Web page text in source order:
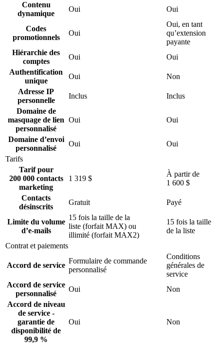
Contenu
dynamique
Oui Oui
Codes
promotionnels
Oui
Oui, en tant
qu’extension
payante
Hiérarchie des
comptes
Oui
Oui
Authentification
unique
Oui
Non
Adresse IP
personnelle
Inclus
Inclus
Domaine de
masquage de lien
personnalisé
Oui Oui
Domaine d’envoi
personnalisé
Oui
Oui
Tarifs
Tarif pour
200 000 contacts
marketing
1 319 $
À partir de
1 600 $
Contacts
désinscrits
Gratuit Payé
Limite du volume
d’e-mails
15 fois la taille de la
liste (forfait MAX) ou
illimité (forfait MAX2)
15 fois la taille
de la liste
Contrat et paiements
Accord de service
Formulaire de commande
personnalisé
Conditions
générales de
service
Accord de service
personnalisé
Oui
Non
Accord de niveau
de service -
garantie de
disponibilité de
99,9 %
Oui Non